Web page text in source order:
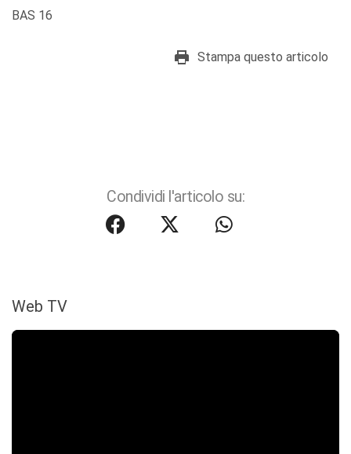
BAS 16
Stampa questo articolo
Condividi l'articolo su:
Web TV